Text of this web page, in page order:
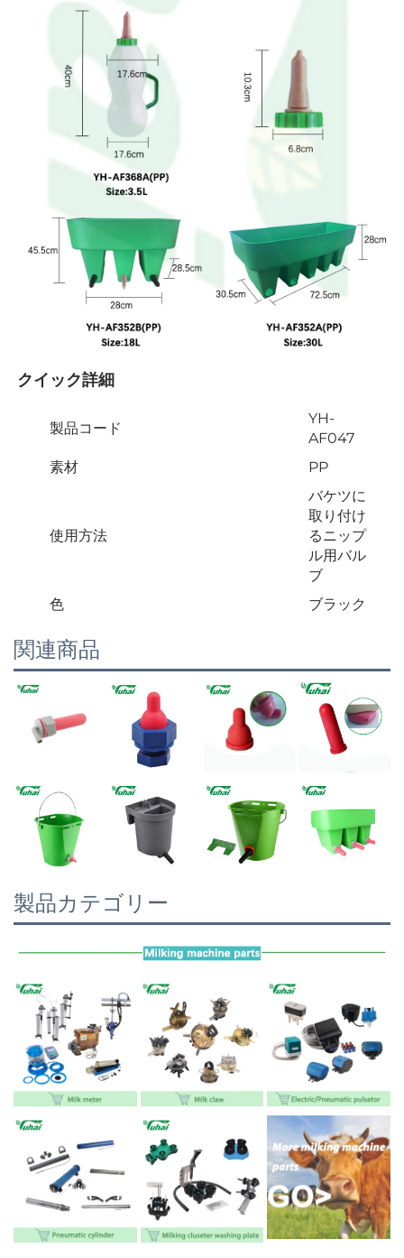
クイック詳細
製品コード
YH-
AF047
素材
PP
使用方法
バケツに
取り付け
るニップ
ル用バル
ブ
色
ブラック
関連商品
製品カテゴリー